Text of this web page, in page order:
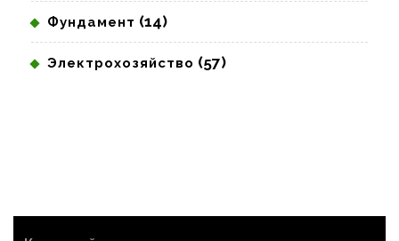
Фундамент (14)
Электрохозяйство (57)